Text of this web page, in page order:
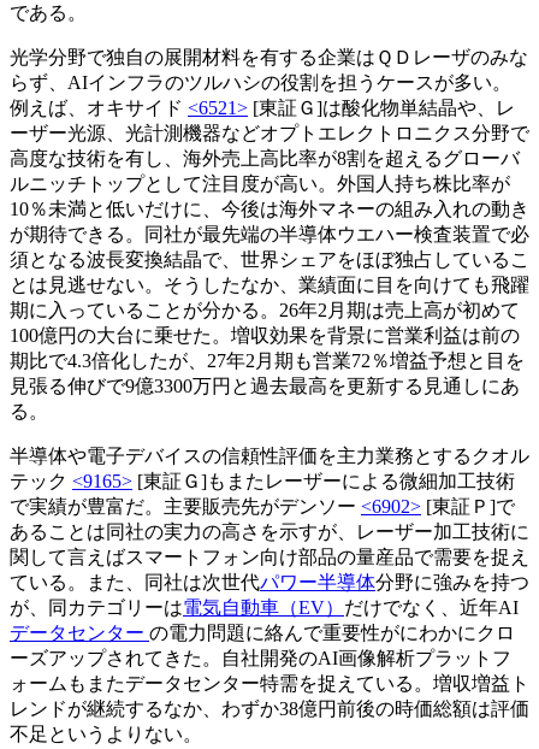
である。
光学分野で独自の展開材料を有する企業はＱＤレーザのみな
らず、AIインフラのツルハシの役割を担うケースが多い。
例えば、オキサイド <6521> [東証Ｇ]は酸化物単結晶や、レ
ーザー光源、光計測機器などオプトエレクトロニクス分野で
高度な技術を有し、海外売上高比率が8割を超えるグローバ
ルニッチトップとして注目度が高い。外国人持ち株比率が
10％未満と低いだけに、今後は海外マネーの組み入れの動き
が期待できる。同社が最先端の半導体ウエハー検査装置で必
須となる波長変換結晶で、世界シェアをほぼ独占しているこ
とは見逃せない。そうしたなか、業績面に目を向けても飛躍
期に入っていることが分かる。26年2月期は売上高が初めて
100億円の大台に乗せた。増収効果を背景に営業利益は前の
期比で4.3倍化したが、27年2月期も営業72％増益予想と目を
見張る伸びで9億3300万円と過去最高を更新する見通しにあ
る。
半導体や電子デバイスの信頼性評価を主力業務とするクオル
テック <9165> [東証Ｇ]もまたレーザーによる微細加工技術
で実績が豊富だ。主要販売先がデンソー <6902> [東証Ｐ]で
あることは同社の実力の高さを示すが、レーザー加工技術に
関して言えばスマートフォン向け部品の量産品で需要を捉え
ている。また、同社は次世代パワー半導体分野に強みを持つ
が、同カテゴリーは電気自動車（EV） だけでなく、近年AI
データセンター の電力問題に絡んで重要性がにわかにクロ
ーズアップされてきた。自社開発のAI画像解析プラットフ
ォームもまたデータセンター特需を捉えている。増収増益ト
レンドが継続するなか、わずか38億円前後の時価総額は評価
不足というよりない。